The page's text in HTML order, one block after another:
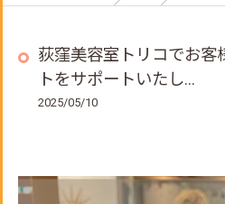
荻窪美容室トリコでお客
トをサポートいたし...
2025/05/10